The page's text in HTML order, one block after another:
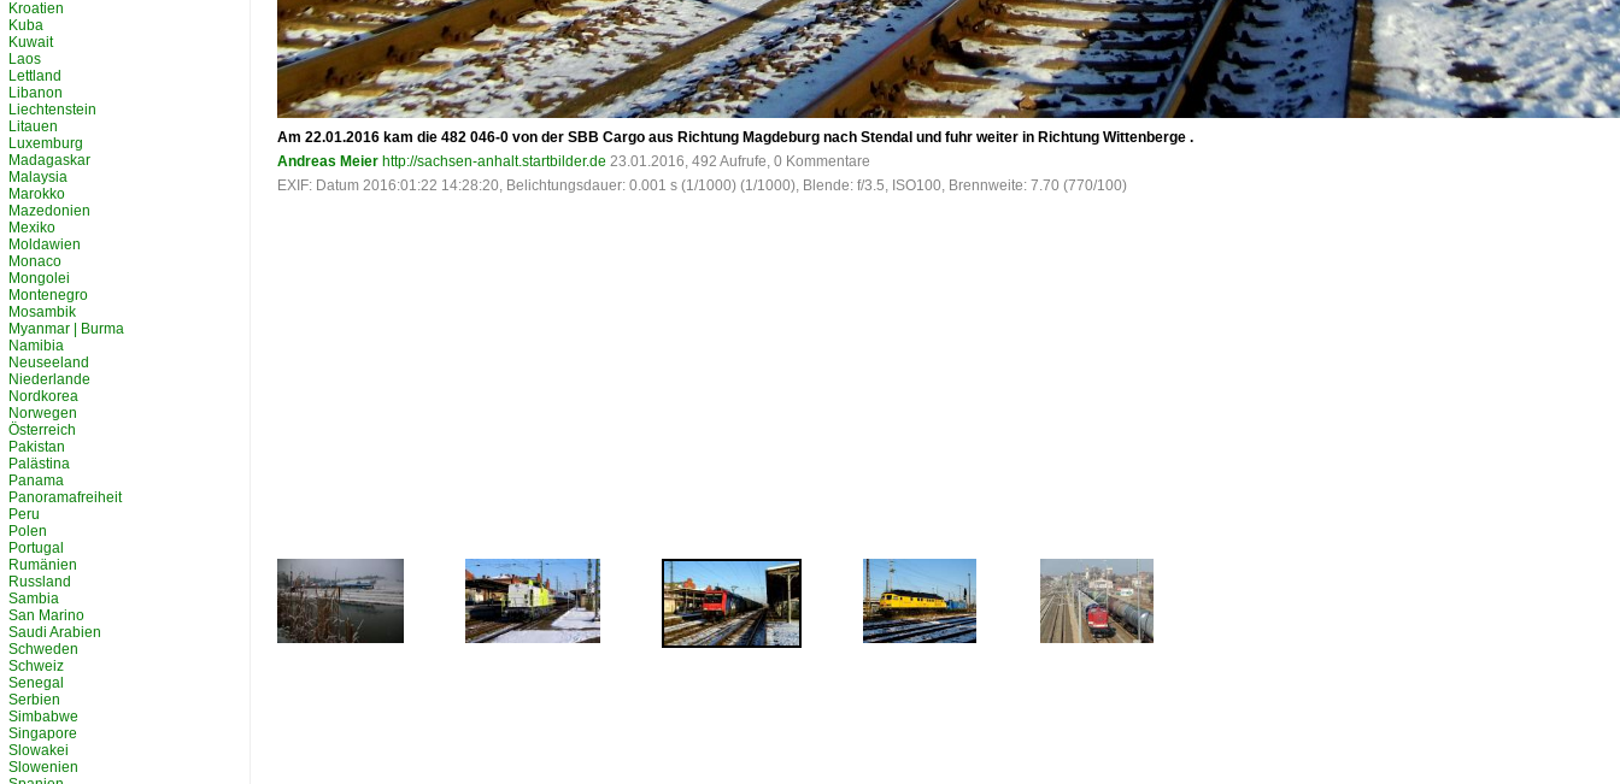
Am 22.01.2016 kam die 482 046-0 von der SBB Cargo aus Richtung Magdeburg nach Stendal und fuhr weiter in Richtung Wittenberge .
Andreas Meier http://sachsen-anhalt.startbilder.de 23.01.2016, 492 Aufrufe, 0 Kommentare
EXIF: Datum 2016:01:22 14:28:20, Belichtungsdauer: 0.001 s (1/1000) (1/1000), Blende: f/3.5, ISO100, Brennweite: 7.70 (770/100)
Kroatien
Kuba
Kuwait
Laos
Lettland
Libanon
Liechtenstein
Litauen
Luxemburg
Madagaskar
Malaysia
Marokko
Mazedonien
Mexiko
Moldawien
Monaco
Mongolei
Montenegro
Mosambik
Myanmar | Burma
Namibia
Neuseeland
Niederlande
Nordkorea
Norwegen
Österreich
Pakistan
Palästina
Panama
Panoramafreiheit
Peru
Polen
Portugal
Rumänien
Russland
Sambia
San Marino
Saudi Arabien
Schweden
Schweiz
Senegal
Serbien
Simbabwe
Singapore
Slowakei
Slowenien